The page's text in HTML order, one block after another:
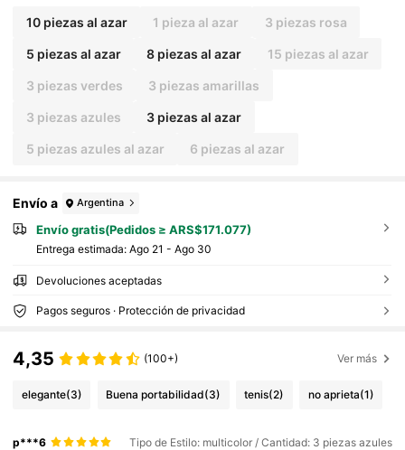
10 piezas al azar 1 pieza al azar 3 piezas rosa
5 piezas al azar 8 piezas al azar 15 piezas al azar
3 piezas verdes 3 piezas amarillas
3 piezas azules 3 piezas al azar
5 piezas azules al azar 6 piezas al azar
Envío a Argentina
Envío gratis(Pedidos ≥ ARS$171.077)
Entrega estimada: Ago 21 - Ago 30
Devoluciones aceptadas
Pagos seguros · Protección de privacidad
4,35 (100+) Ver más
elegante(3) Buena portabilidad(3) tenis(2) no aprieta(1)
p***6 Tipo de Estilo: multicolor / Cantidad: 3 piezas azules